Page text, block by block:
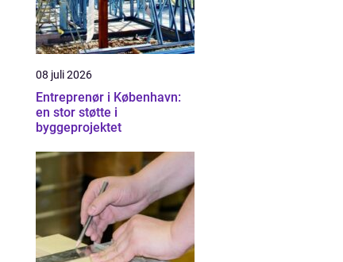
08 juli 2026
Entreprenør i København:
en stor støtte i
byggeprojektet